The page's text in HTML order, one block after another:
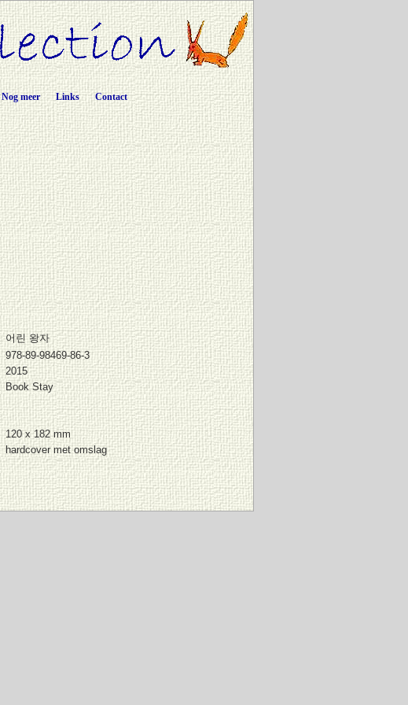
Nog meer Links Contact
어린 왕자
978-89-98469-86-3
2015
Book Stay
120 x 182 mm
hardcover met omslag